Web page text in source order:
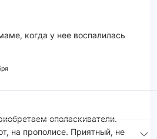
когда у нее воспалилась
ополаскиватели.
на прополисе. Приятный, не